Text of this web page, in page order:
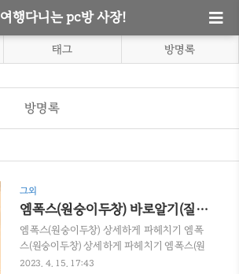
여행다니는 pc방 사장!
태그 방명록
방명록
그외
엠폭스(원숭이두창) 바로알기(질병관리청)
엠폭스(원숭이두창) 상세하게 파헤치기 엠폭
스(원숭이두창) 상세하게 파헤치기 엠폭스(원
숭이두창) 상세하게 파헤치기 원숭이두창 카
2023. 4. 15. 17:43